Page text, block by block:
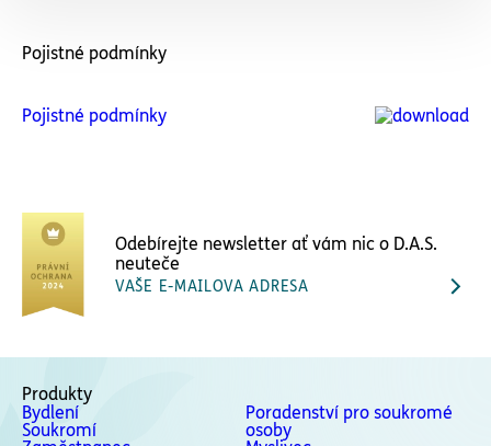
Pojistné podmínky
Pojistné podmínky
Odebírejte newsletter ať vám nic o D.A.S.
neuteče
VAŠE E-MAILOVA ADRESA
Produkty
Bydlení
Soukromí
Poradenství pro soukromé
osoby